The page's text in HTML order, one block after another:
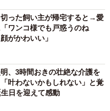
った飼い主が帰宅すると→愛
ワンコ様でも戸惑うのね
がかわいい」
、3時間おきの壮絶な介護を
叶わないかもしれない」と覚
日を迎えて感動